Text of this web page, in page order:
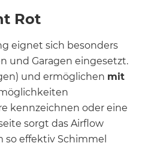
Rot
eignet sich besonders
und Garagen eingesetzt.
und ermöglichen mit
kennzeichnen oder eine
sorgt das Airflow
effektiv Schimmel